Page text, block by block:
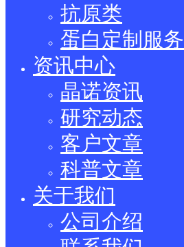
抗原类
蛋白定制服务
资讯中心
晶诺资讯
研究动态
客户文章
科普文章
关于我们
公司介绍